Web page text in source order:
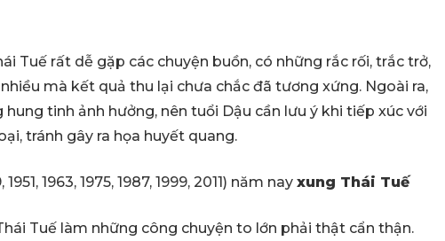
Tuế rất dễ gặp các chuyện buồn, có những rắc rối, trắc trở,
mà kết quả thu lại chưa chắc đã tương xứng. Ngoài ra,
tinh ảnh hưởng, nên tuổi Dậu cần lưu ý khi tiếp xúc với
tránh gây ra họa huyết quang.
1963, 1975, 1987, 1999, 2011) năm nay xung Thái Tuế
Tuế làm những công chuyện to lớn phải thật cẩn thận.